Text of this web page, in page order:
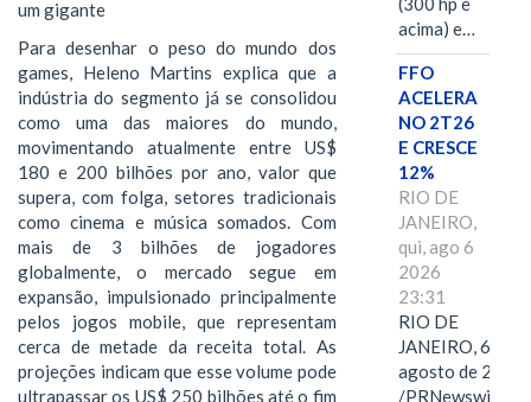
um gigante
Para desenhar o peso do mundo dos
games, Heleno Martins explica que a
indústria do segmento já se consolidou
como uma das maiores do mundo,
movimentando atualmente entre US$
180 e 200 bilhões por ano, valor que
supera, com folga, setores tradicionais
como cinema e música somados. Com
mais de 3 bilhões de jogadores
globalmente, o mercado segue em
expansão, impulsionado principalmente
pelos jogos mobile, que representam
cerca de metade da receita total. As
projeções indicam que esse volume pode
ultrapassar os US$ 250 bilhões até o fim
acima) e…
FFO
ACELERA
NO 2T26
E CRESCE
12%
RIO DE
JANEIRO,
qui, ago 6
2026
23:31
RIO DE
JANEIRO, 6 de
agosto de 2026
/PRNewswire/ -